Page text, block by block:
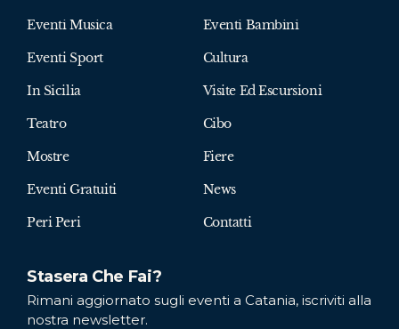
Eventi Musica Eventi Bambini
Eventi Sport Cultura
In Sicilia Visite Ed Escursioni
Teatro Cibo
Mostre Fiere
Eventi Gratuiti News
Peri Peri Contatti
Stasera Che Fai?
Rimani aggiornato sugli eventi a Catania, iscriviti alla
nostra newsletter.